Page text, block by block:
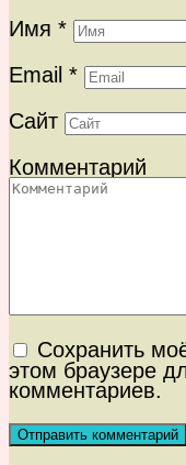
Имя *
Email *
Сайт
Комментарий
Сохранить
этом браузере
комментариев.